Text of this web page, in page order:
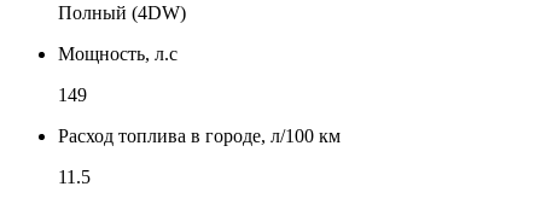
Полный (4DW)
Мощность, л.с
149
Расход топлива в городе, л/100 км
11.5